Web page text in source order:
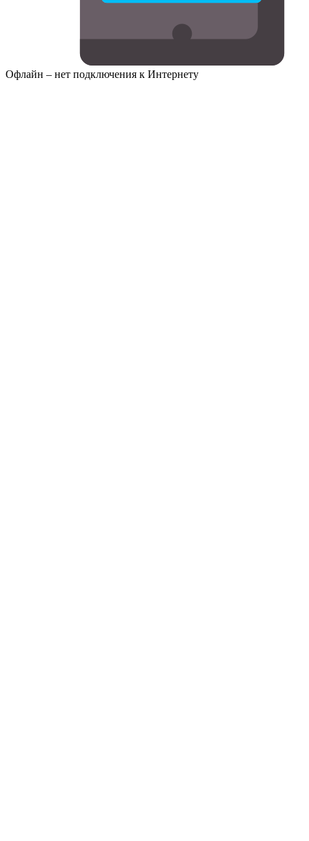
Офлайн – нет подключения к Интернету